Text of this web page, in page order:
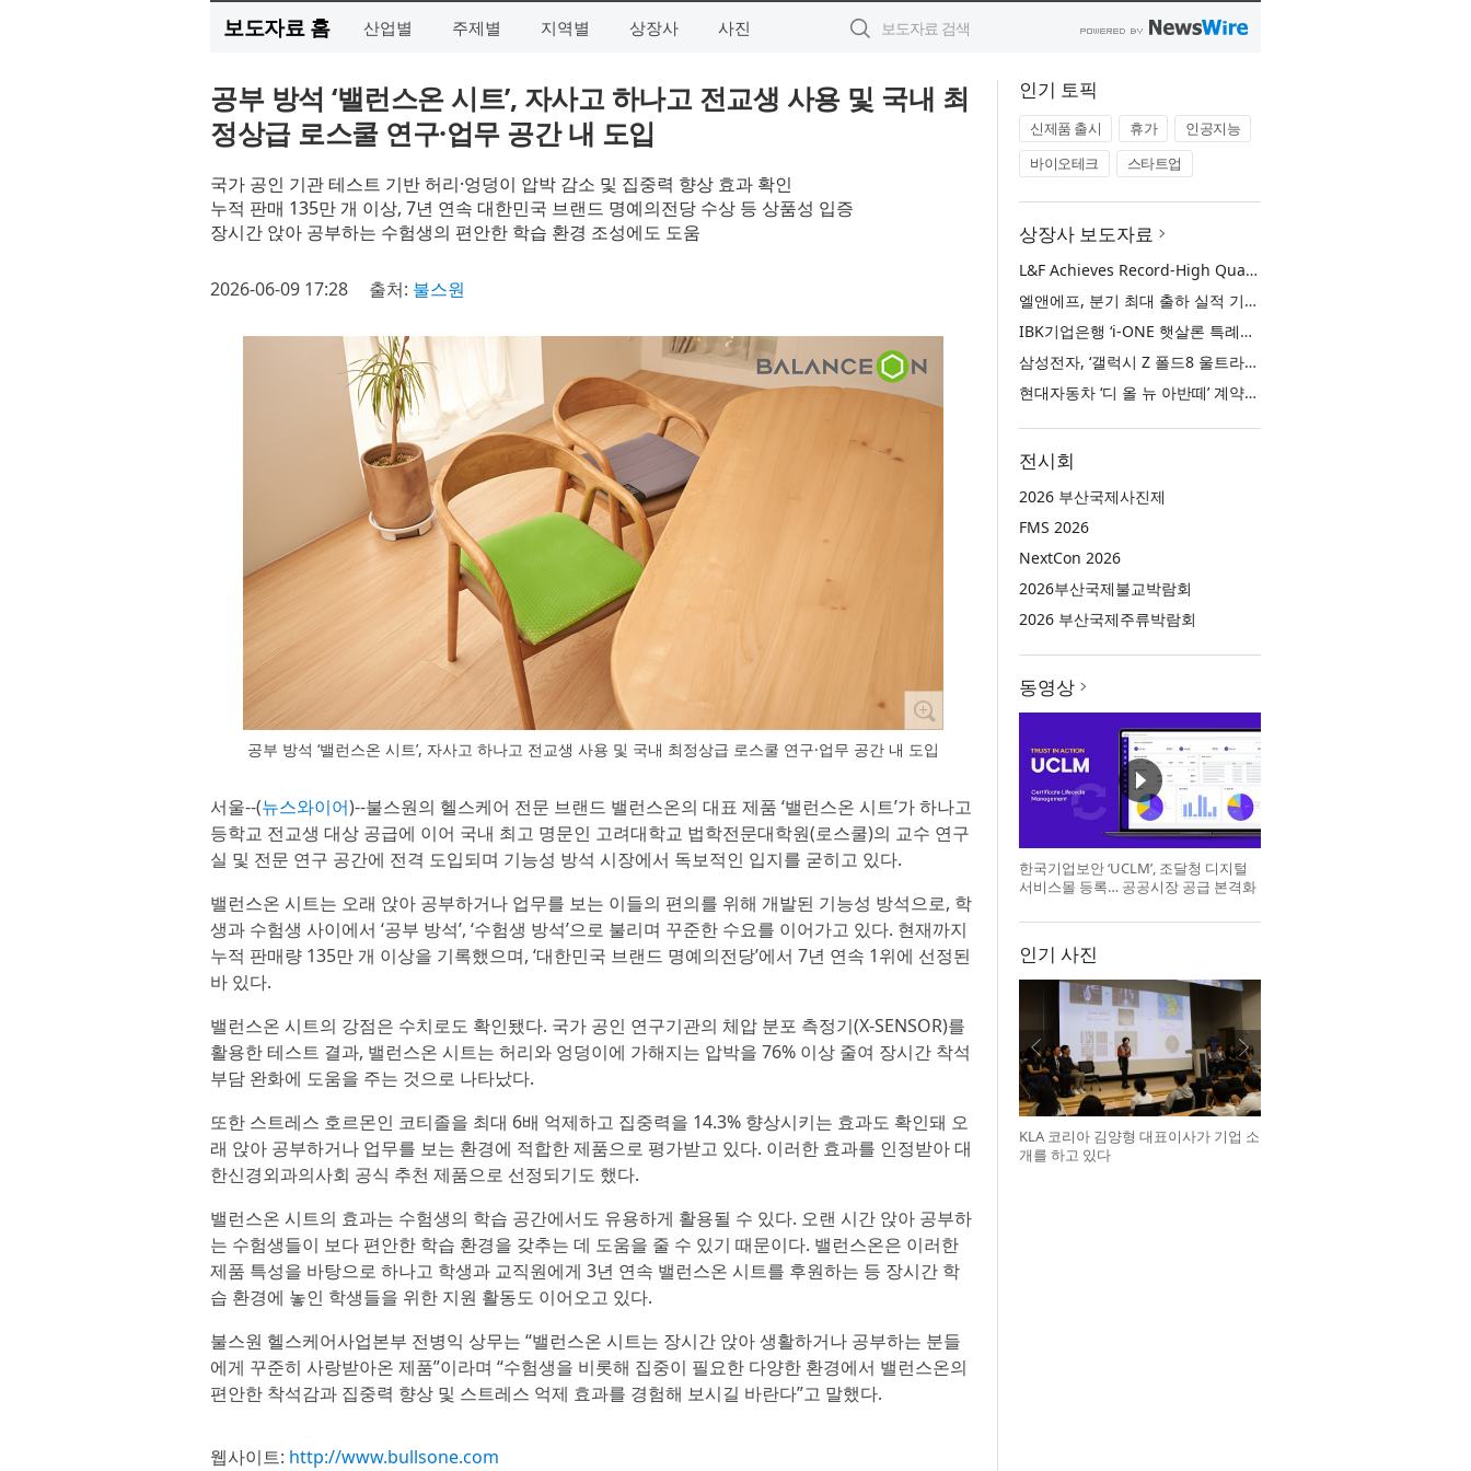
보도자료 홈 산업별 주제별 지역별 상장사 사진
공부 방석 ‘밸런스온 시트’, 자사고 하나고 전교생 사용 및 국내 최
정상급 로스쿨 연구·업무 공간 내 도입
국가 공인 기관 테스트 기반 허리·엉덩이 압박 감소 및 집중력 향상 효과 확인
누적 판매 135만 개 이상, 7년 연속 대한민국 브랜드 명예의전당 수상 등 상품성 입증
장시간 앉아 공부하는 수험생의 편안한 학습 환경 조성에도 도움
2026-06-09 17:28 출처: 불스원
공부 방석 ‘밸런스온 시트’, 자사고 하나고 전교생 사용 및 국내 최정상급 로스쿨 연구·업무 공간 내 도입
서울--(뉴스와이어)--불스원의 헬스케어 전문 브랜드 밸런스온의 대표 제품 ‘밸런스온 시트’가 하나고
등학교 전교생 대상 공급에 이어 국내 최고 명문인 고려대학교 법학전문대학원(로스쿨)의 교수 연구
실 및 전문 연구 공간에 전격 도입되며 기능성 방석 시장에서 독보적인 입지를 굳히고 있다.
밸런스온 시트는 오래 앉아 공부하거나 업무를 보는 이들의 편의를 위해 개발된 기능성 방석으로, 학
생과 수험생 사이에서 ‘공부 방석’, ‘수험생 방석’으로 불리며 꾸준한 수요를 이어가고 있다. 현재까지
누적 판매량 135만 개 이상을 기록했으며, ‘대한민국 브랜드 명예의전당’에서 7년 연속 1위에 선정된
바 있다.
밸런스온 시트의 강점은 수치로도 확인됐다. 국가 공인 연구기관의 체압 분포 측정기(X-SENSOR)를
활용한 테스트 결과, 밸런스온 시트는 허리와 엉덩이에 가해지는 압박을 76% 이상 줄여 장시간 착석
부담 완화에 도움을 주는 것으로 나타났다.
또한 스트레스 호르몬인 코티졸을 최대 6배 억제하고 집중력을 14.3% 향상시키는 효과도 확인돼 오
래 앉아 공부하거나 업무를 보는 환경에 적합한 제품으로 평가받고 있다. 이러한 효과를 인정받아 대
한신경외과의사회 공식 추천 제품으로 선정되기도 했다.
밸런스온 시트의 효과는 수험생의 학습 공간에서도 유용하게 활용될 수 있다. 오랜 시간 앉아 공부하
는 수험생들이 보다 편안한 학습 환경을 갖추는 데 도움을 줄 수 있기 때문이다. 밸런스온은 이러한
제품 특성을 바탕으로 하나고 학생과 교직원에게 3년 연속 밸런스온 시트를 후원하는 등 장시간 학
습 환경에 놓인 학생들을 위한 지원 활동도 이어오고 있다.
불스원 헬스케어사업본부 전병익 상무는 “밸런스온 시트는 장시간 앉아 생활하거나 공부하는 분들
에게 꾸준히 사랑받아온 제품”이라며 “수험생을 비롯해 집중이 필요한 다양한 환경에서 밸런스온의
편안한 착석감과 집중력 향상 및 스트레스 억제 효과를 경험해 보시길 바란다”고 말했다.
웹사이트: http://www.bullsone.com
인기 토픽
신제품 출시 휴가
인공지능
바이오테크
스타트업
상장사 보도자료
L&F Achieves Record-High Quarterly Shipments, Begins LFP Supply for North American ESS in Q3 Advancing its Two-Track NCM and LFP Growth Strategy
엘앤에프, 분기 최대 출하 실적 기록… 3분기 북미 ESS향 LFP 공급 착수 NCM+LFP ‘2-Track’ 성장 전략 실현
IBK기업은행 ‘i-ONE 햇살론 특례보증’ 출시
삼성전자, ‘갤럭시 Z 폴드8 울트라·폴드8·플립8’과 ‘갤럭시 워치 울트라2·워치9’ 국내 공식 출시
현대자동차 ‘디 올 뉴 아반떼’ 계약 첫날 1만 대 돌파
전시회
2026 부산국제사진제
FMS 2026
NextCon 2026
2026부산국제불교박람회
2026 부산국제주류박람회
동영상
한국기업보안 ‘UCLM’, 조달청 디지털
서비스몰 등록… 공공시장 공급 본격화
인기 사진
KLA 코리아 김양형 대표이사가 기업 소
개를 하고 있다